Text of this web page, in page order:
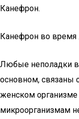
Канефрон.
Канефрон во время
Любые неполадки в
основном, связаны
женском
микроорганизмам